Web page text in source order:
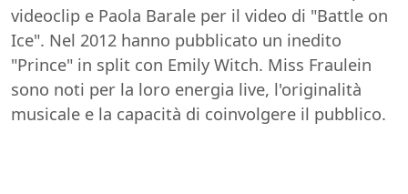
videoclip e Paola Barale per il video di "Battle on
Ice". Nel 2012 hanno pubblicato un inedito
"Prince" in split con Emily Witch. Miss Fraulein
sono noti per la loro energia live, l'originalità
musicale e la capacità di coinvolgere il pubblico.